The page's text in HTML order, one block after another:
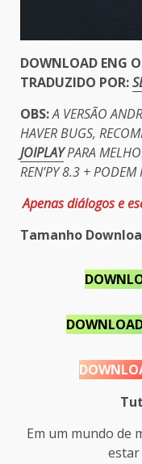
DOWNLOAD ENG
TRADUZIDO POR:
OBS:A VERSÃO
HAVER BUGS,
JOIPLAYPARA
REN’PY 8.3 +
Apenas diálogos e
Tamanho
Em um mundo de